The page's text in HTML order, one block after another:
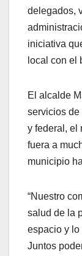
delegados,
iniciativa
local con el
El alcalde
servicios de
y federal, el
fuera a
municipio
“Nuestro
salud de la
espacio y
Juntos